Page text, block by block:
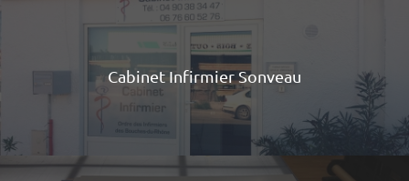
Cabinet Infirmier Sonveau